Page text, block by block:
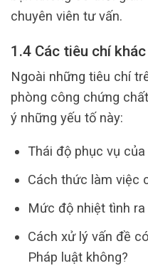
chuyên viên tư vấn.
1.4 Các tiêu chí khác
Ngoài những tiêu chí
phòng công chứng
ý những yếu tố này:
Thái độ phục vụ
Cách thức làm việc
Mức độ nhiệt tình ra
Cách xử lý vấn đề
Pháp luật không?